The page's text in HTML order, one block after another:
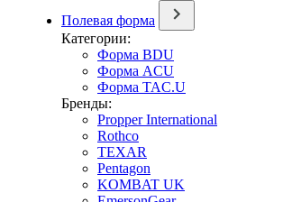
Полевая форма
Категории:
Форма BDU
Форма ACU
Форма TAC.U
Бренды:
Propper International
Rothco
TEXAR
Pentagon
KOMBAT UK